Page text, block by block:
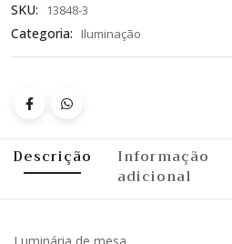
SKU: 13848-3
Categoria: Iluminação
Descrição
Informação
adicional